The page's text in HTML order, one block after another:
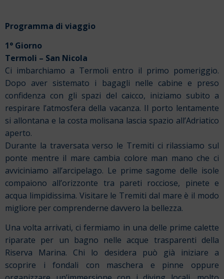
Programma di viaggio
1° Giorno
Termoli – San Nicola
Ci imbarchiamo a Termoli entro il primo pomeriggio.
Dopo aver sistemato i bagagli nelle cabine e preso
confidenza con gli spazi del caicco, iniziamo subito a
respirare l’atmosfera della vacanza. Il porto lentamente
si allontana e la costa molisana lascia spazio all’Adriatico
aperto.
Durante la traversata verso le Tremiti ci rilassiamo sul
ponte mentre il mare cambia colore man mano che ci
avviciniamo all’arcipelago. Le prime sagome delle isole
compaiono all’orizzonte tra pareti rocciose, pinete e
acqua limpidissima. Visitare le Tremiti dal mare è il modo
migliore per comprenderne davvero la bellezza.
Una volta arrivati, ci fermiamo in una delle prime calette
riparate per un bagno nelle acque trasparenti della
Riserva Marina. Chi lo desidera può già iniziare a
scoprire i fondali con maschera e pinne oppure